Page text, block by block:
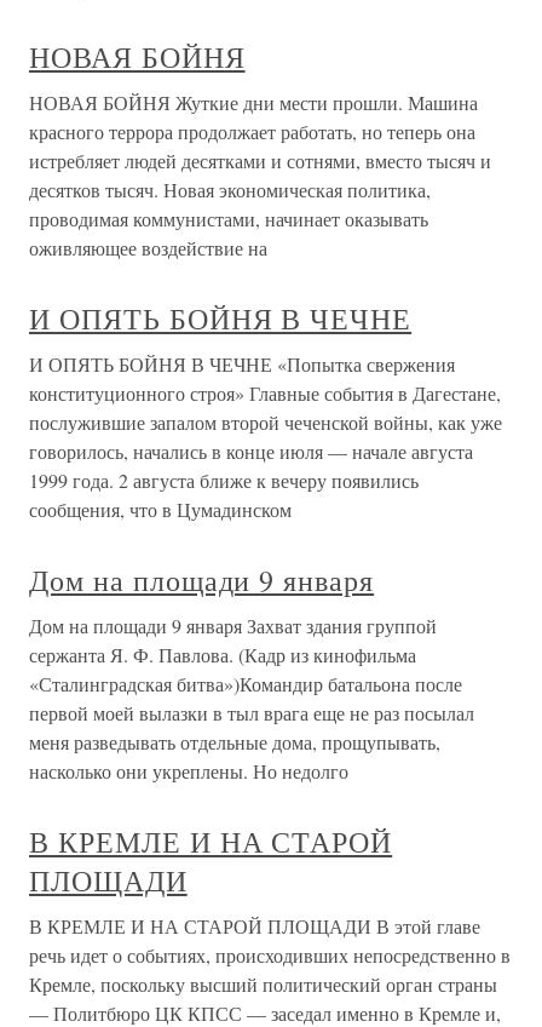
НОВАЯ БОЙНЯ
НОВАЯ БОЙНЯ Жуткие дни мести прошли. Машина
красного террора продолжает работать, но теперь она
истребляет людей десятками и сотнями, вместо тысяч и
десятков тысяч. Новая экономическая политика,
проводимая коммунистами, начинает оказывать
оживляющее воздействие на
И ОПЯТЬ БОЙНЯ В ЧЕЧНЕ
И ОПЯТЬ БОЙНЯ В ЧЕЧНЕ «Попытка свержения
конституционного строя» Главные события в Дагестане,
послужившие запалом второй чеченской войны, как уже
говорилось, начались в конце июля — начале августа
1999 года. 2 августа ближе к вечеру появились
сообщения, что в Цумадинском
Дом на площади 9 января
Дом на площади 9 января Захват здания группой
сержанта Я. Ф. Павлова. (Кадр из кинофильма
«Сталинградская битва»)Командир батальона после
первой моей вылазки в тыл врага еще не раз посылал
меня разведывать отдельные дома, прощупывать,
насколько они укреплены. Но недолго
В КРЕМЛЕ И НА СТАРОЙ
ПЛОЩАДИ
В КРЕМЛЕ И НА СТАРОЙ ПЛОЩАДИ В этой главе
речь идет о событиях, происходивших непосредственно в
Кремле, поскольку высший политический орган страны
— Политбюро ЦК КПСС — заседал именно в Кремле и,